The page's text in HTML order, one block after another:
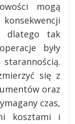
mogą
dlatego tak
były
się z
oraz
czas,
kosztami i